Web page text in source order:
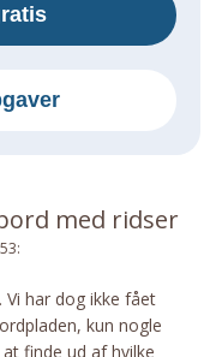
med ridser
:
har dog ikke fået
kun nogle
finde ud af hvilke